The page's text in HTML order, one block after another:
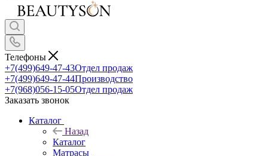
Телефоны
+7(499)649-47-43Отдел продаж
+7(499)649-47-44Производство
+7(968)056-15-05Отдел продаж
Заказать звонок
Каталог
Назад
Каталог
Матрасы